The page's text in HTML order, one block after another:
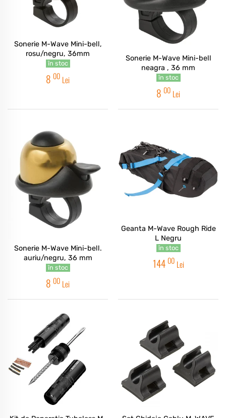
Sonerie M-Wave Mini-bell,
rosu/negru, 36mm
în stoc
8 00 Lei
Sonerie M-Wave Mini-bell
neagra , 36 mm
în stoc
8 00 Lei
Sonerie M-Wave Mini-bell.
auriu/negru, 36 mm
în stoc
8 00 Lei
Geanta M-Wave Rough Ride
L Negru
în stoc
144 00 Lei